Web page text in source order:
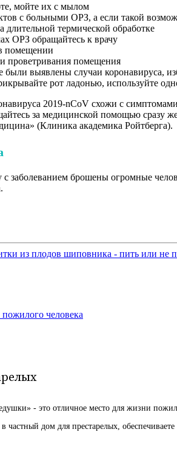
мойте их с мылом
с больными ОРЗ, а если такой
длительной термической обработке
ОРЗ обращайтесь к врачу
помещении
проветривания помещения
были выявлены случаи коронавируса,
рот ладонью, используйте
2019-nCoV схожи с
за медицинской помощью сразу
(Клиника академика Ройтберга).
с заболеванием брошены огромные
из плодов шиповника - пить или не
человека
- это отличное место для жизни
частный дом для престарелых,